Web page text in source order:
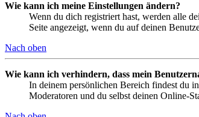
Wie kann ich meine Einstellungen ändern?
Wenn du dich registriert hast, werden alle
Seite angezeigt, wenn du auf deinen
Nach oben
Wie kann ich verhindern, dass mein
In deinem persönlichen Bereich findest du
Moderatoren und du selbst deinen Online-